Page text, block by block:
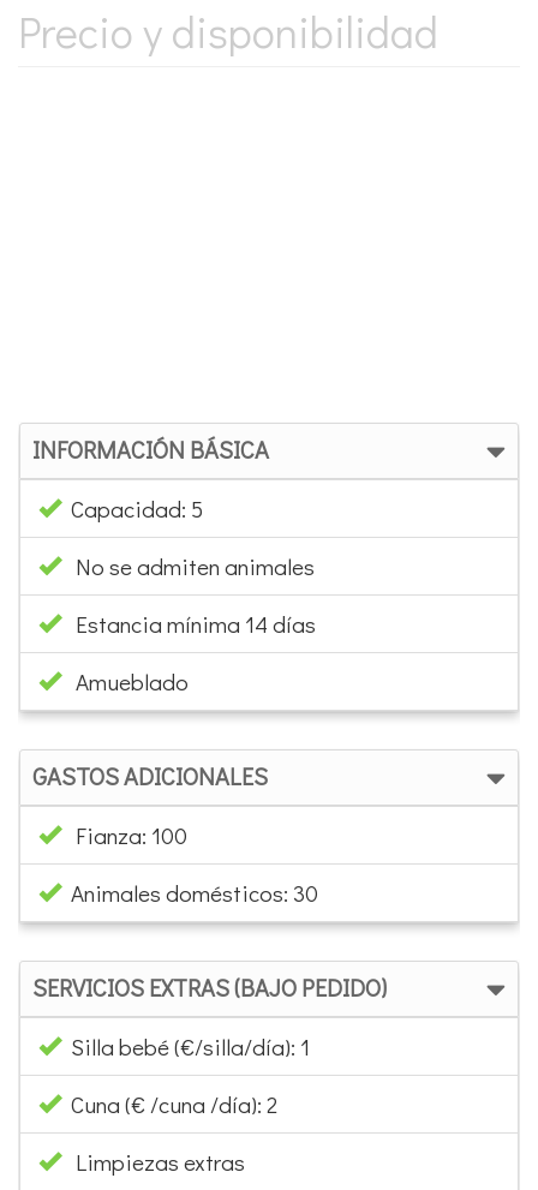
Precio y disponibilidad
INFORMACIÓN BÁSICA
Capacidad: 5
No se admiten animales
Estancia mínima 14 días
Amueblado
GASTOS ADICIONALES
Fianza: 100
Animales domésticos: 30
SERVICIOS EXTRAS (BAJO PEDIDO)
Silla bebé (€/silla/día): 1
Cuna (€ /cuna /día): 2
Limpiezas extras